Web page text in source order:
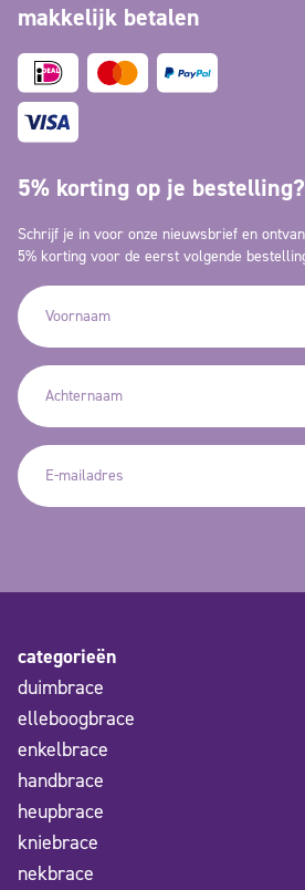
makkelijk betalen
5% korting op je bestelling?
Schrijf je in voor onze nieuwsbrief en
5% korting voor de eerst volgende
categorieën
duimbrace
elleboogbrace
enkelbrace
handbrace
heupbrace
kniebrace
nekbrace